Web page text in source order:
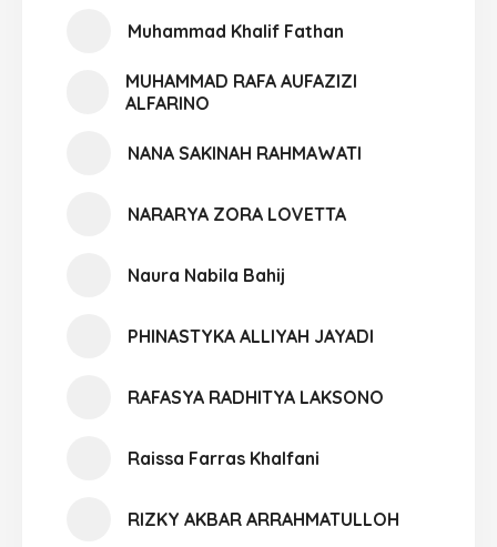
Muhammad Khalif Fathan
MUHAMMAD RAFA AUFAZIZI
ALFARINO
NANA SAKINAH RAHMAWATI
NARARYA ZORA LOVETTA
Naura Nabila Bahij
PHINASTYKA ALLIYAH JAYADI
RAFASYA RADHITYA LAKSONO
Raissa Farras Khalfani
RIZKY AKBAR ARRAHMATULLOH